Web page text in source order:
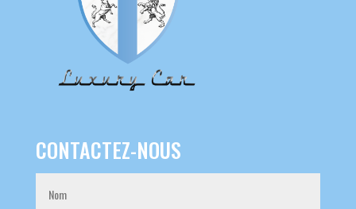
CONTACTEZ-NOUS